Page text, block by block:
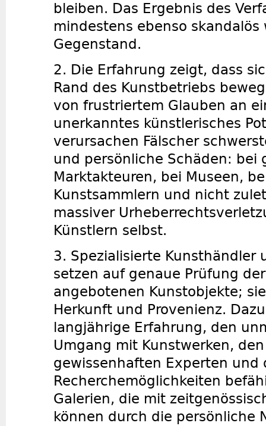
bleiben. Das Ergebnis des
mindestens ebenso skandalös
Gegenstand.
2. Die Erfahrung zeigt, dass
Rand des Kunstbetriebs
von frustriertem Glauben an
unerkanntes künstlerisches
verursachen Fälscher
und persönliche Schäden: bei
Marktakteuren, bei Museen,
Kunstsammlern und nicht
massiver
Künstlern selbst.
3. Spezialisierte Kunsthändler
setzen auf genaue Prüfung
angebotenen Kunstobjekte;
Herkunft und Provenienz.
langjährige Erfahrung, den
Umgang mit Kunstwerken,
gewissenhaften Experten und
Recherchemöglichkeiten
Galerien, die mit
können durch die persönliche